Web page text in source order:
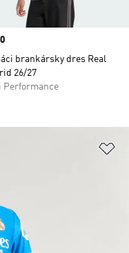
brankársky dres Real
26/27
Performance